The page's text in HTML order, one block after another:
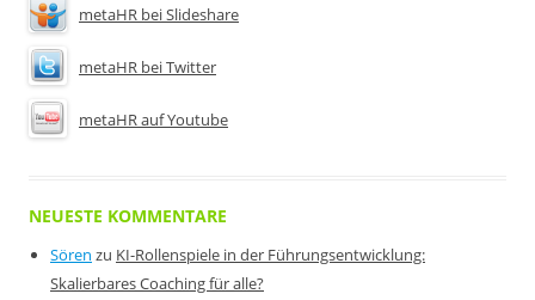
metaHR bei Slideshare
metaHR bei Twitter
metaHR auf Youtube
NEUESTE KOMMENTARE
Sören zu KI-Rollenspiele in der Führungsentwicklung:
Skalierbares Coaching für alle?